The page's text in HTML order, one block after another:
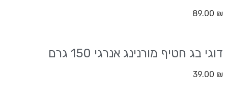
89.00 ₪
דוגי בג חטיף מורנינג אנרגי 150 גרם
39.00 ₪